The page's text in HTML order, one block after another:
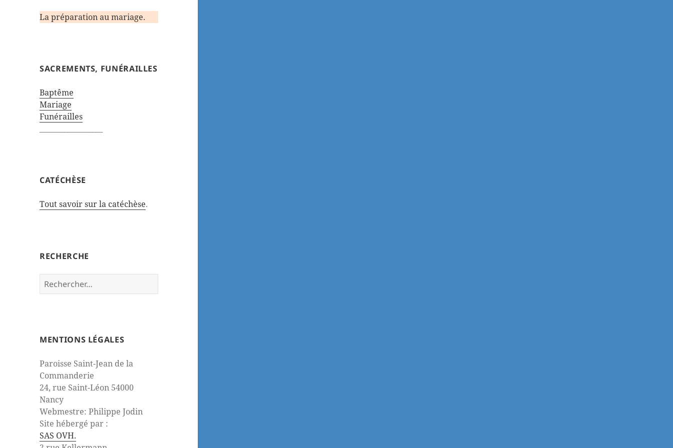
La préparation au mariage.
SACREMENTS, FUNÉRAILLES
Baptême
Mariage
Funérailles
CATÉCHÈSE
Tout savoir sur la catéchèse.
RECHERCHE
Rechercher :
MENTIONS LÉGALES
Paroisse Saint-Jean de la
Commanderie
24, rue Saint-Léon 54000
Nancy
Webmestre: Philippe Jodin
Site hébergé par :
SAS OVH.